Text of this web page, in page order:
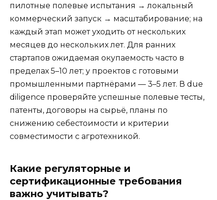
пилотные полевые испытания → локальный
коммерческий запуск → масштабирование; на
каждый этап может уходить от нескольких
месяцев до нескольких лет. Для ранних
стартапов ожидаемая окупаемость часто в
пределах 5–10 лет; у проектов с готовыми
промышленными партнёрами — 3–5 лет. В due
diligence проверяйте успешные полевые тесты,
патенты, договоры на сырьё, планы по
снижению себестоимости и критерии
совместимости с агротехникой.
Какие регуляторные и
сертификационные требования
важно учитывать?